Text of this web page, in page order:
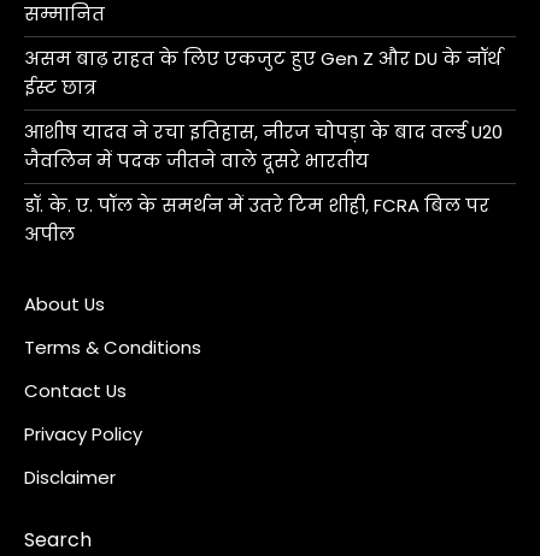
सम्मानित
असम बाढ़ राहत के लिए एकजुट हुए Gen Z और DU के नॉर्थ
ईस्ट छात्र
आशीष यादव ने रचा इतिहास, नीरज चोपड़ा के बाद वर्ल्ड U20
जैवलिन में पदक जीतने वाले दूसरे भारतीय
डॉ. के. ए. पॉल के समर्थन में उतरे टिम शीही, FCRA बिल पर
अपील
About Us
Terms & Conditions
Contact Us
Privacy Policy
Disclaimer
Search